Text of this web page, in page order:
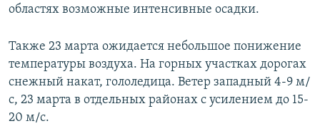
областях возможные интенсивные осадки.
Также 23 марта ожидается небольшое понижение
температуры воздуха. На горных участках дорогах
снежный накат, гололедица. Ветер западный 4-9 м/
с, 23 марта в отдельных районах с усилением до 15-
20 м/с.